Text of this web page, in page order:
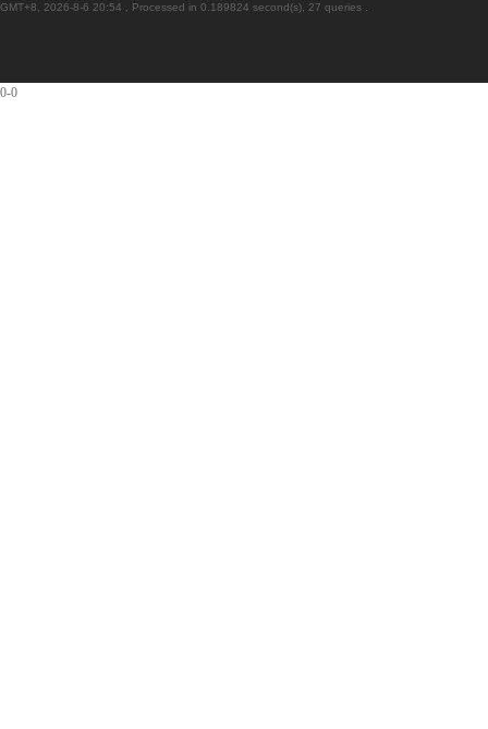
GMT+8, 2026-8-6 20:54 , Processed in 0.189824 second(s), 27 queries .
0-0